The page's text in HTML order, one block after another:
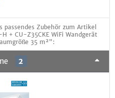
Zubehör zum Artikel
+ CU-Z35CKE WiFi Wandgerät
35 m²":
2